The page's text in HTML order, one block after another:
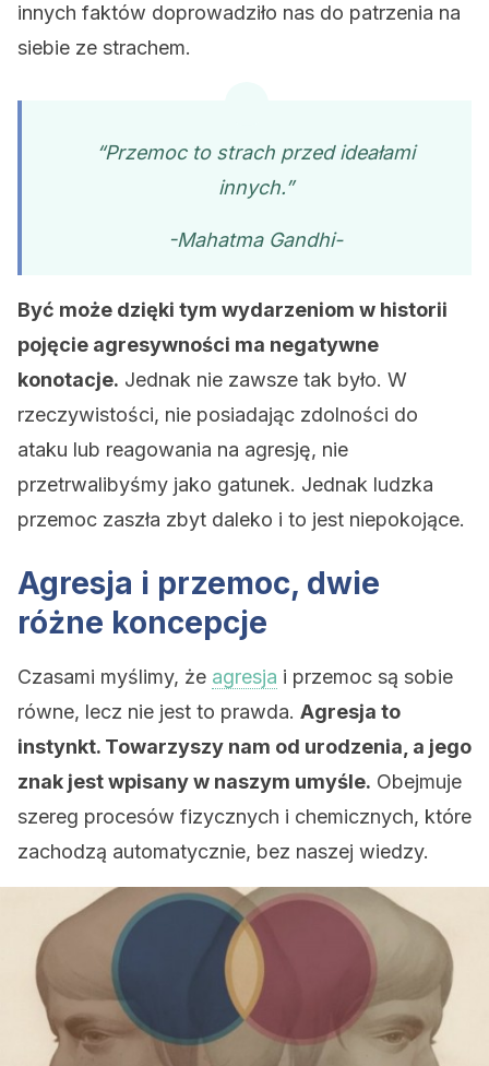
innych faktów doprowadziło nas do patrzenia na
siebie ze strachem.
“Przemoc to strach przed ideałami
innych.”
-Mahatma Gandhi-
Być może dzięki tym wydarzeniom w historii
pojęcie agresywności ma negatywne
konotacje. Jednak nie zawsze tak było. W
rzeczywistości, nie posiadając zdolności do
ataku lub reagowania na agresję, nie
przetrwalibyśmy jako gatunek. Jednak ludzka
przemoc zaszła zbyt daleko i to jest niepokojące.
Agresja i przemoc, dwie
różne koncepcje
Czasami myślimy, że agresja i przemoc są sobie
równe, lecz nie jest to prawda. Agresja to
instynkt. Towarzyszy nam od urodzenia, a jego
znak jest wpisany w naszym umyśle. Obejmuje
szereg procesów fizycznych i chemicznych, które
zachodzą automatycznie, bez naszej wiedzy.